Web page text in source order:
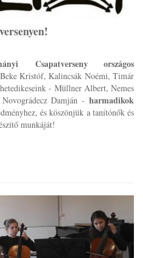
Csapatverseny országos
Kristóf, Kalincsák Noémi, Timár
- Müllner Albert, Nemes
Damján - harmadikok
és köszönjük a tanítónők és
munkáját!